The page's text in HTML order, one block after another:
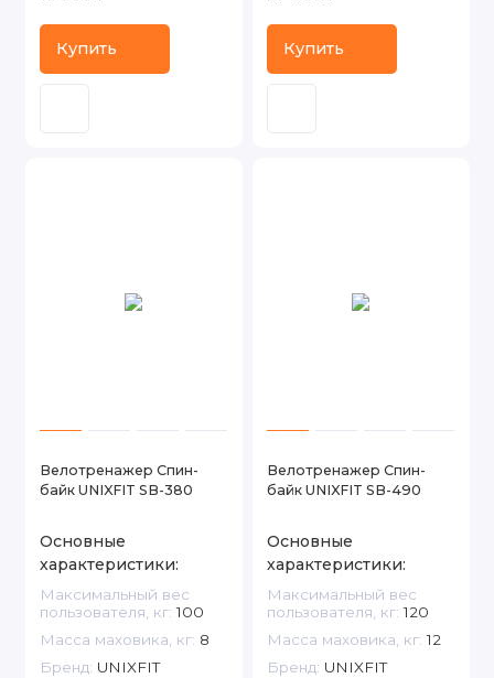
Купить Купить
Велотренажер Спин-
байк UNIXFIT SB-380
Основные
характеристики:
Максимальный вес
пользователя, кг: 100
Масса маховика, кг: 8
Бренд: UNIXFIT
Велотренажер Спин-
байк UNIXFIT SB-490
Основные
характеристики:
Максимальный вес
пользователя, кг: 120
Масса маховика, кг: 12
Бренд: UNIXFIT